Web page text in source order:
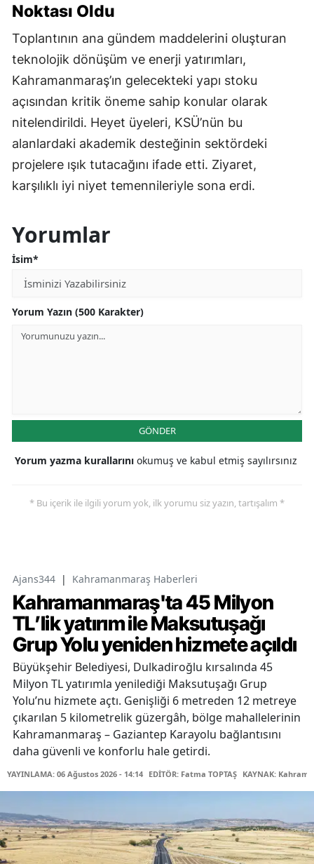
Noktası Oldu
Toplantının ana gündem maddelerini oluşturan
teknolojik dönüşüm ve enerji yatırımları,
Kahramanmaraş’ın gelecekteki yapı stoku
açısından kritik öneme sahip konular olarak
nitelendirildi. Heyet üyeleri, KSÜ’nün bu
alanlardaki akademik desteğinin sektördeki
projelere ışık tutacağını ifade etti. Ziyaret,
karşılıklı iyi niyet temennileriyle sona erdi.
Yorumlar
İsim*
Yorum Yazın (500 Karakter)
GÖNDER
Yorum yazma kurallarını okumuş ve kabul etmiş sayılırsınız
* Bu içerik ile ilgili yorum yok, ilk yorumu siz yazın, tartışalım *
Ajans344 | Kahramanmaraş Haberleri
Kahramanmaraş'ta 45 Milyon
TL’lik yatırım ile Maksutuşağı
Grup Yolu yeniden hizmete açıldı
Büyükşehir Belediyesi, Dulkadiroğlu kırsalında 45
Milyon TL yatırımla yenilediği Maksutuşağı Grup
Yolu’nu hizmete açtı. Genişliği 6 metreden 12 metreye
çıkarılan 5 kilometrelik güzergâh, bölge mahallelerinin
Kahramanmaraş – Gaziantep Karayolu bağlantısını
daha güvenli ve konforlu hale getirdi.
YAYINLAMA: 06 Ağustos 2026 - 14:14 EDİTÖR: Fatma TOPTAŞ KAYNAK: